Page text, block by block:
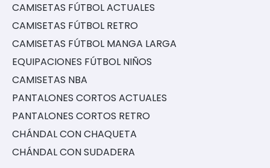
CAMISETAS FÚTBOL ACTUALES
CAMISETAS FÚTBOL RETRO
CAMISETAS FÚTBOL MANGA LARGA
EQUIPACIONES FÚTBOL NIÑOS
CAMISETAS NBA
PANTALONES CORTOS ACTUALES
PANTALONES CORTOS RETRO
CHÁNDAL CON CHAQUETA
CHÁNDAL CON SUDADERA